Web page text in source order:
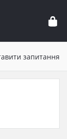
запитання